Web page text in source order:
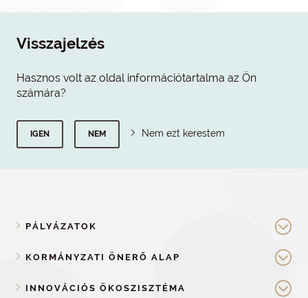
Visszajelzés
Hasznos volt az oldal információtartalma az Ön
számára?
IGEN NEM Nem ezt kerestem
PÁLYÁZATOK
KORMÁNYZATI ÖNERŐ ALAP
INNOVÁCIÓS ÖKOSZISZTÉMA